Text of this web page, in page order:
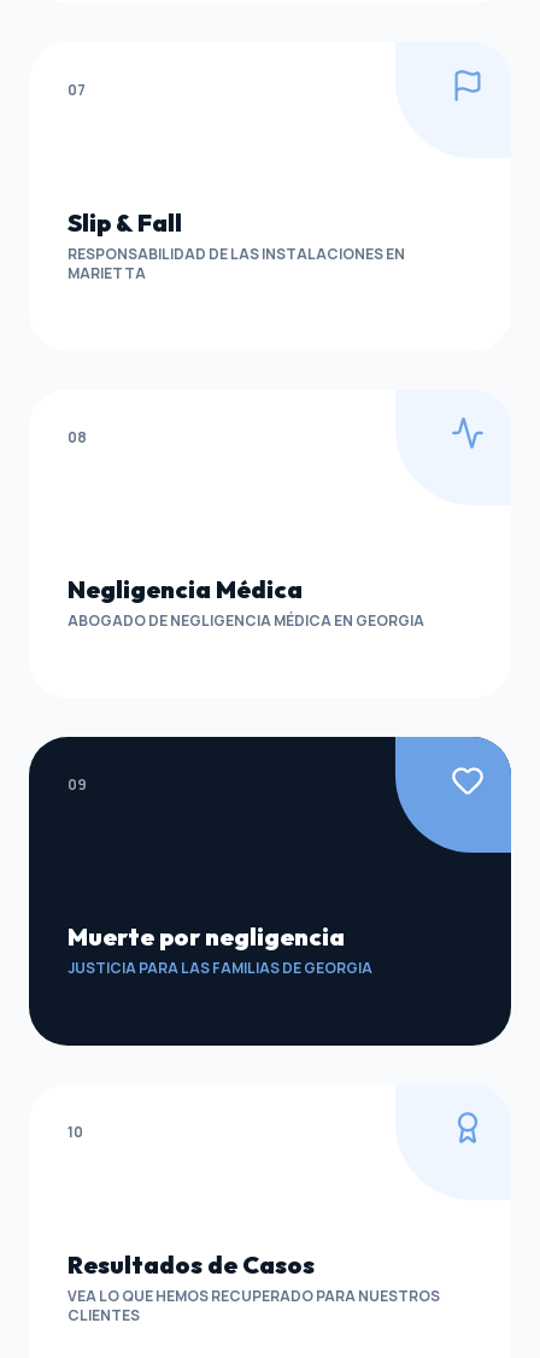
07
Slip & Fall
RESPONSABILIDAD DE LAS INSTALACIONES EN
MARIETTA
08
Negligencia Médica
ABOGADO DE NEGLIGENCIA MÉDICA EN GEORGIA
09
Muerte por negligencia
JUSTICIA PARA LAS FAMILIAS DE GEORGIA
10
Resultados de Casos
VEA LO QUE HEMOS RECUPERADO PARA NUESTROS
CLIENTES